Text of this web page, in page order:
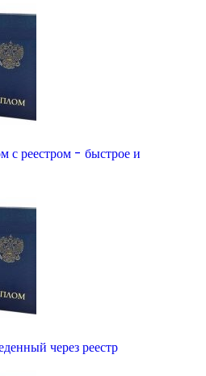
реестром - быстрое и
через реестр